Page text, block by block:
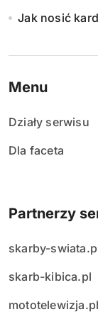
Jak nosić
Menu
Działy serwisu
Dla faceta
Partnerzy
skarby-
skarb-kibica.pl
mototelewizja.pl